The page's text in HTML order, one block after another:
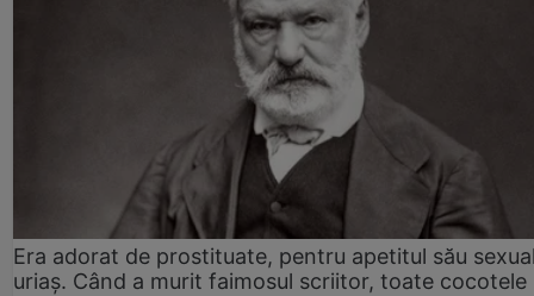
Era adorat de prostituate, pentru apetitul său
uriaș. Când a murit faimosul scriitor, toate cocotele